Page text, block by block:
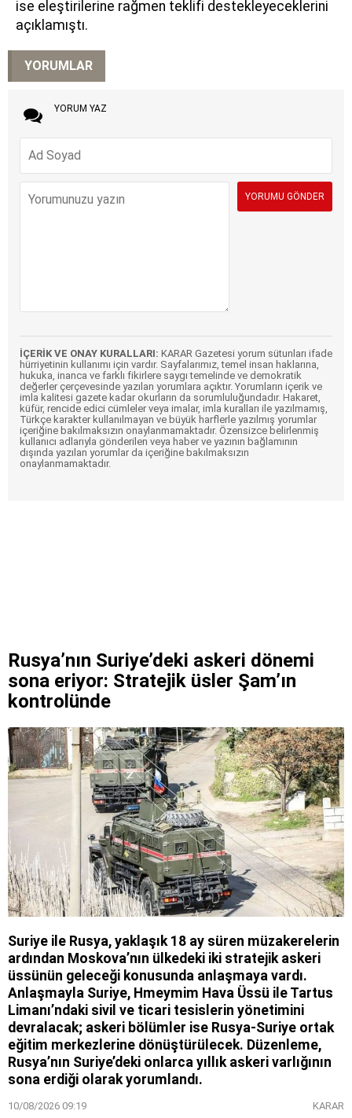
ise eleştirilerine rağmen teklifi destekleyeceklerini
açıklamıştı.
YORUMLAR
YORUM YAZ
İÇERİK VE ONAY KURALLARI: KARAR Gazetesi yorum sütunları ifade
hürriyetinin kullanımı için vardır. Sayfalarımız, temel insan haklarına,
hukuka, inanca ve farklı fikirlere saygı temelinde ve demokratik
değerler çerçevesinde yazılan yorumlara açıktır. Yorumların içerik ve
imla kalitesi gazete kadar okurların da sorumluluğundadır. Hakaret,
küfür, rencide edici cümleler veya imalar, imla kuralları ile yazılmamış,
Türkçe karakter kullanılmayan ve büyük harflerle yazılmış yorumlar
içeriğine bakılmaksızın onaylanmamaktadır. Özensizce belirlenmiş
kullanıcı adlarıyla gönderilen veya haber ve yazının bağlamının
dışında yazılan yorumlar da içeriğine bakılmaksızın
onaylanmamaktadır.
Rusya’nın Suriye’deki askeri dönemi
sona eriyor: Stratejik üsler Şam’ın
kontrolünde
Suriye ile Rusya, yaklaşık 18 ay süren müzakerelerin
ardından Moskova’nın ülkedeki iki stratejik askeri
üssünün geleceği konusunda anlaşmaya vardı.
Anlaşmayla Suriye, Hmeymim Hava Üssü ile Tartus
Limanı’ndaki sivil ve ticari tesislerin yönetimini
devralacak; askeri bölümler ise Rusya-Suriye ortak
eğitim merkezlerine dönüştürülecek. Düzenleme,
Rusya’nın Suriye’deki onlarca yıllık askeri varlığının
sona erdiği olarak yorumlandı.
10/08/2026 09:19 KARAR